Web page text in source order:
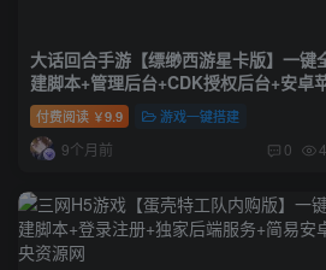
大话回合手游【缥缈西游星卡版】一键
建脚本+管理后台+CDK授权后台+安卓
付费阅读 ￥9.9 游戏一键搭建
9个月前 0